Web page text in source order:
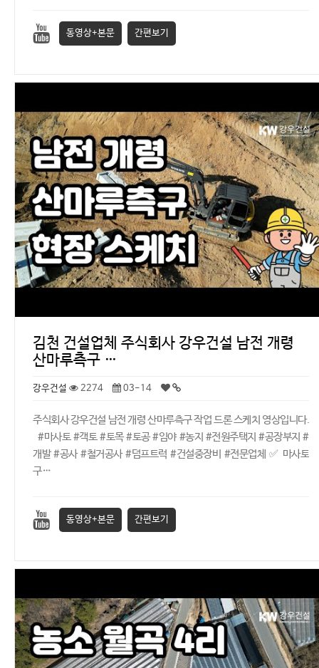
동영상+본문 간편보기
김천 건설업체 주식회사 강우건설 남전 개령
산마루측구 …
강우건설 2274 03-14
주식회사 강우건설 남전 개령 산마루측구 작업 드론 스케치 영상입니다.
#마사토 #객토 #토목 #토공 #임야 #농지 #전원주택지 #공장부지 #
개발 #공사 #철거공사 #덤프트럭 #건설중장비 #전문업체 ✅ 마사토
구…
동영상+본문 간편보기